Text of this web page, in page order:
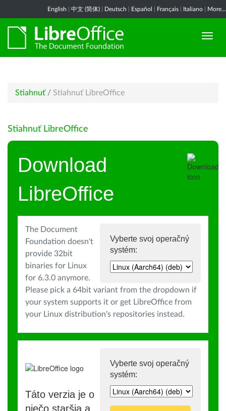
English 中文 (简体) Deutsch Español Français Italiano More...
Stiahnuť / Stiahnuť LibreOffice
Stiahnuť LibreOffice
Download
LibreOffice
Vyberte svoj operačný
systém:
The Document
Foundation doesn't
provide 32bit
binaries for Linux
for 6.3.0 anymore.
Please pick a 64bit variant from the dropdown if
your system supports it or get LibreOffice from
your Linux distribution's repositories instead.
Vyberte svoj operačný
systém:
Táto verzia je o
niečo staršia a